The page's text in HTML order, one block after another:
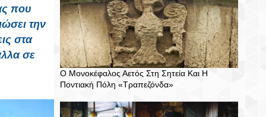
που
την
στα
σε
Ο Μονοκέφαλος Αετός Στη Σητεία Και Η
Ποντιακή Πόλη «Τραπεζόνδα»